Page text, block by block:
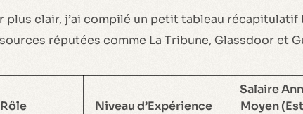
plus clair, j’ai compilé un petit tableau
réputées comme La Tribune, Glassdoor et
Rôle Niveau d’Expérience
Salaire
Moyen